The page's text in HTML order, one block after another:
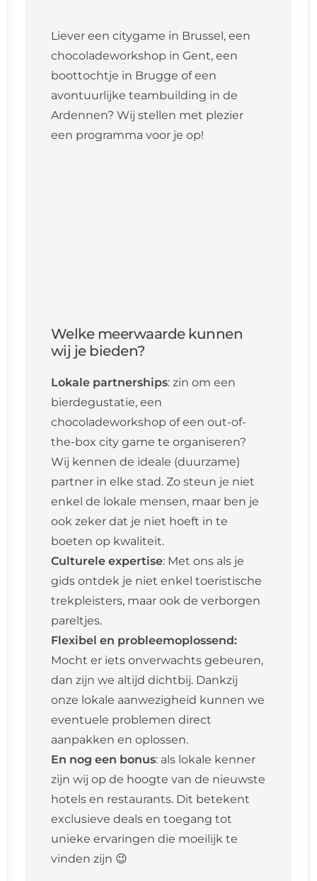
Liever een citygame in Brussel, een
chocoladeworkshop in Gent, een
boottochtje in Brugge of een
avontuurlijke teambuilding in de
Ardennen? Wij stellen met plezier
een programma voor je op!
Welke meerwaarde kunnen
wij je bieden?
Lokale partnerships: zin om een
bierdegustatie, een
chocoladeworkshop of een out-of-
the-box city game te organiseren?
Wij kennen de ideale (duurzame)
partner in elke stad. Zo steun je niet
enkel de lokale mensen, maar ben je
ook zeker dat je niet hoeft in te
boeten op kwaliteit.
Culturele expertise: Met ons als je
gids ontdek je niet enkel toeristische
trekpleisters, maar ook de verborgen
pareltjes.
Flexibel en probleemoplossend:
Mocht er iets onverwachts gebeuren,
dan zijn we altijd dichtbij. Dankzij
onze lokale aanwezigheid kunnen we
eventuele problemen direct
aanpakken en oplossen.
En nog een bonus: als lokale kenner
zijn wij op de hoogte van de nieuwste
hotels en restaurants. Dit betekent
exclusieve deals en toegang tot
unieke ervaringen die moeilijk te
vinden zijn 😉